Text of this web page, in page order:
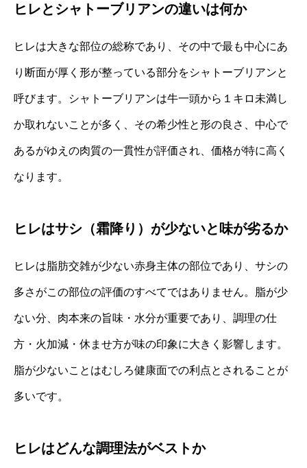
ヒレとシャトーブリアンの違いは何か
ヒレは大きな部位の総称であり、その中で最も中心にあ
り断面が厚く形が整っている部分をシャトーブリアンと
呼びます。シャトーブリアンは牛一頭から１キロ未満し
か取れないことが多く、その希少性と形の良さ、中心で
あるがゆえの肉質の一貫性が評価され、価格が特に高く
なります。
ヒレはサシ（霜降り）が少ないと味が劣るか
ヒレは脂肪交雑が少ない赤身主体の部位であり、サシの
多さがこの部位の評価のすべてではありません。脂が少
ない分、肉本来の旨味・水分が重要であり、調理の仕
方・火加減・休ませ方が味の印象に大きく影響します。
脂が少ないことはむしろ健康面での利点とされることが
多いです。
ヒレはどんな調理法がベストか